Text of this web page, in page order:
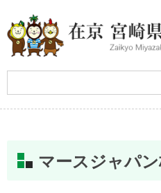
マースジャパ